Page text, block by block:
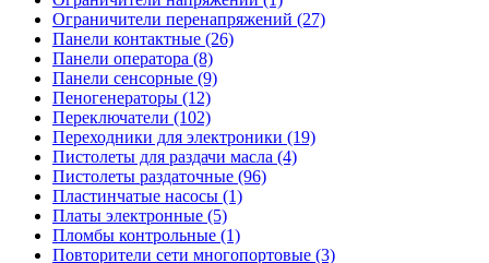
Ограничители перенапряжений (27)
Панели контактные (26)
Панели оператора (8)
Панели сенсорные (9)
Пеногенераторы (12)
Переключатели (102)
Переходники для электроники (19)
Пистолеты для раздачи масла (4)
Пистолеты раздаточные (96)
Пластинчатые насосы (1)
Платы электронные (5)
Пломбы контрольные (1)
Повторители сети многопортовые (3)